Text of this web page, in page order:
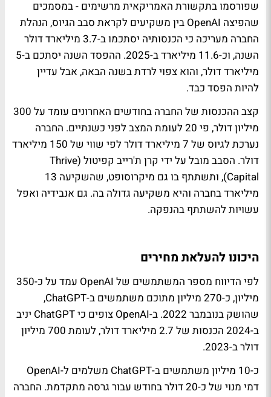
שפורסמו בתקשורת האמריקאית מרשימים - במסמכים
שהפיצה OpenAI בין משקיעים לקראת סבב הגיוס, הנהלת
החברה מעריכה כי הכנסותיה יסתכמו ב-3.7 מיליארד דולר
השנה, וכ-11.6 מיליארד ב-2025. ההפסד השנה יסתכם ב-5
מיליארד דולר, והוא צפוי לרדת בשנה הבאה, אבל עדיין
להיות הפסד כבד.
קצב ההכנסות של החברה בחודשים האחרונים עומד על 300
מיליון דולר, פי 20 לעומת המצב לפני כשנתיים. החברה
נערכת לגיוס של 7 מיליארד דולר לפי שווי של 150 מיליארד
דולר. הסבב מובל על ידי קרן ת'רייב קפיטול (Thrive
Capital), ותשתתף בו גם מיקרוסופט, שהשקיעה 13
מיליארד בחברה והיא משקיעה גדולה בה. גם אנבידיה ואפל
עשויות להשתתף בהנפקה.
היכונו להעלאת מחירים
לפי הדיווח מספר המשתמשים של OpenAI עמד על כ-350
מיליון, כ-270 מיליון מתוכם משתמשים ב-ChatGPT,
שהושק בנובמבר 2022. ב-OpenAI צופים כי ChatGPT יניב
ב-2024 הכנסות של 2.7 מיליארד דולר, לעומת 700 מיליון
דולר ב-2023.
כ-10 מיליון משתמשים ב-ChatGPT משלמים ל-OpenAI
דמי מנוי של כ-20 דולר בחודש עבור גרסה מתקדמת. החברה